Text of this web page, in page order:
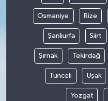
Osmaniye Rize
Şanlıurfa Siirt
Şırnak Tekirdağ
Tunceli Uşak
Yozgat